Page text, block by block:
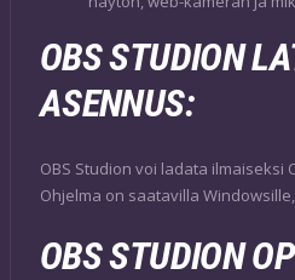
OBS STUDION
ASENNUS:
OBS Studion voi ladata ilmaiseksi
Ohjelma on saatavilla
OBS STUDION